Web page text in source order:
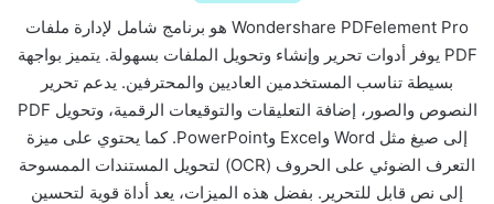
Wondershare PDFelement Pro هو برنامج شامل لإدارة ملفات
PDF يوفر أدوات تحرير وإنشاء وتحويل الملفات بسهولة. يتميز بواجهة
بسيطة تناسب المستخدمين العاديين والمحترفين. يدعم تحرير
النصوص والصور، إضافة التعليقات والتوقيعات الرقمية، وتحويل PDF
إلى صيغ مثل Word وExcel وPowerPoint. كما يحتوي على ميزة
التعرف الضوئي على الحروف (OCR) لتحويل المستندات الممسوحة
إلى نص قابل للتحرير. بفضل هذه الميزات، يعد أداة قوية لتحسين